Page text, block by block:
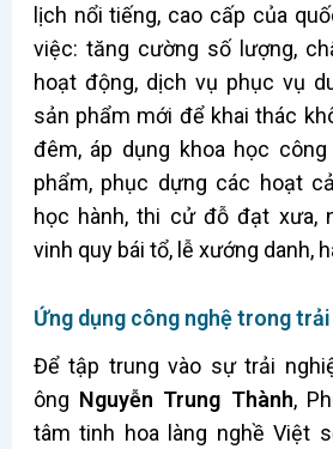
lịch nổi tiếng, cao cấp của
việc: tăng cường số lượng,
hoạt động, dịch vụ phục vụ
sản phẩm mới để khai thác
đêm, áp dụng khoa học
phẩm, phục dựng các hoạt
học hành, thi cử đỗ đạt xưa,
vinh quy bái tổ, lễ xướng danh,
Ứng dụng công nghệ trong
Để tập trung vào sự trải
ông Nguyễn Trung Thành,
tâm tinh hoa làng nghề Việt